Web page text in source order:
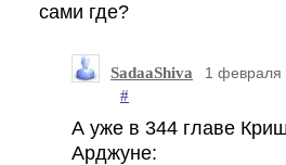
сами где?
SadaaShiva 1 февраля
#
А уже в 344 главе
Арджуне: